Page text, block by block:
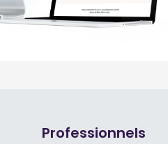
Professionnels